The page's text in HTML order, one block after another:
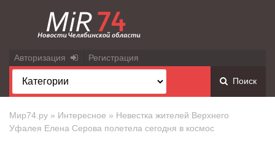
Авторизация Регистрация
Поиск
Мир74.ру » Интересное » Невестка жителей Верхнего
Уфалея Елена Серова полетела сегодня в космос